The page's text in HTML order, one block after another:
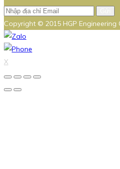
Copyright © 2015 HGP Engineering
X